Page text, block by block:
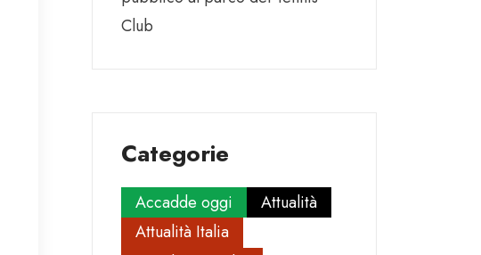
Club
Categorie
Accadde oggi
Attualità
Attualità Italia